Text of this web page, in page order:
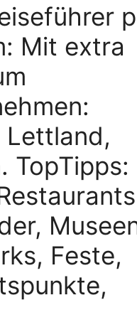
Mit extra
Lettland,
TopTipps:
Feste,